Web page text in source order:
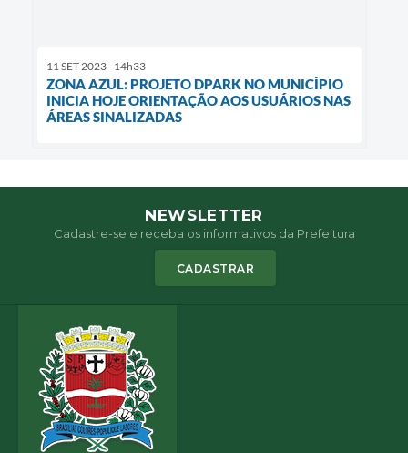
11 SET 2023 - 14h33
ZONA AZUL: PROJETO DPARK NO MUNICÍPIO
INICIA HOJE ORIENTAÇÃO AOS USUÁRIOS NAS
ÁREAS SINALIZADAS
NEWSLETTER
Cadastre-se e receba os informativos da Prefeitura
CADASTRAR